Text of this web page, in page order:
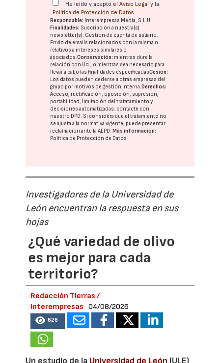
He leído y acepto elAviso Legal y la
Política de Protección de Datos
Responsable: Interempresas Media, S.L.U.
Finalidades: Suscripción a nuestra(s)
newsletter(s). Gestión de cuenta de usuario.
Envío de emails relacionados con la misma o
relativos a intereses similares o
asociados.Conservación: mientras dure la
relación con Ud., o mientras sea necesario para
llevar a cabo las finalidades especificadasCesión:
Los datos pueden cederse a otras empresas del
grupo por motivos de gestión interna. Derechos:
Acceso, rectificación, oposición, supresión,
portabilidad, limitación del tratatamiento y
decisiones automatizadas: contacte con
nuestro DPD. Si considera que el tratamiento no
se ajusta a la normativa vigente, puede presentar
reclamación ante laAEPD. Más información:
Política de Protección de Datos
Investigadores de la Universidad de
León encuentran la respuesta en sus
hojas
¿Qué variedad de olivo
es mejor para cada
territorio?
Redacción Tierras /
Interempresas
04/08/2026
626
Un estudio de la Universidad de León (ULE)